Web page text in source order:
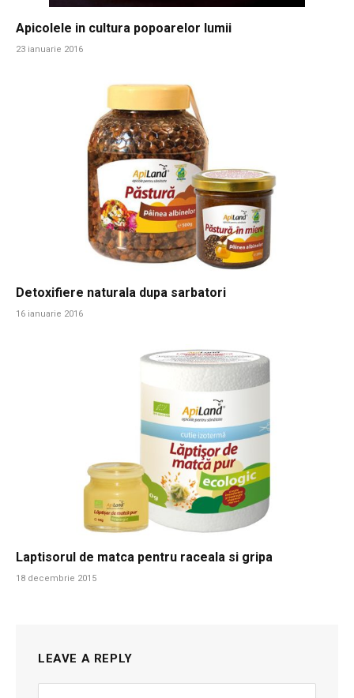
Apicolele in cultura popoarelor lumii
23 ianuarie 2016
Detoxifiere naturala dupa sarbatori
16 ianuarie 2016
Laptisorul de matca pentru raceala si gripa
18 decembrie 2015
LEAVE A REPLY